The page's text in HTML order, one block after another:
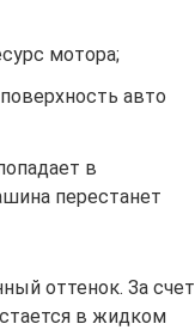
мотора;
авто
в
перестанет
оттенок. За счет
в жидком